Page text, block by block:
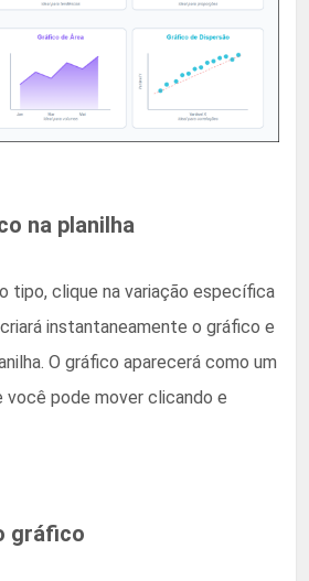
na planilha
tipo, clique na variação específica
instantaneamente o gráfico e
O gráfico aparecerá como um
pode mover clicando e
gráfico